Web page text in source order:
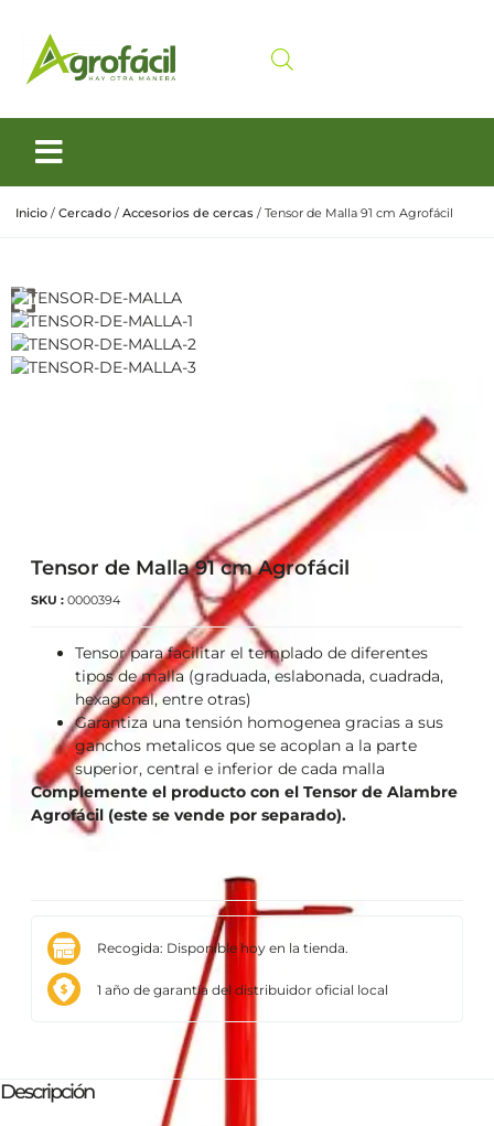
Inicio / Cercado / Accesorios de cercas / Tensor de Malla 91 cm Agrofácil
Tensor de Malla 91 cm Agrofácil
SKU : 0000394
Tensor para facilitar el templado de diferentes
tipos de malla (graduada, eslabonada, cuadrada,
hexagonal, entre otras)
Garantiza una tensión homogenea gracias a sus
ganchos metalicos que se acoplan a la parte
superior, central e inferior de cada malla
Complemente el producto con el Tensor de Alambre
Agrofácil (este se vende por separado).
Recogida: Disponible hoy en la tienda.
1 año de garantía del distribuidor oficial local
Descripción